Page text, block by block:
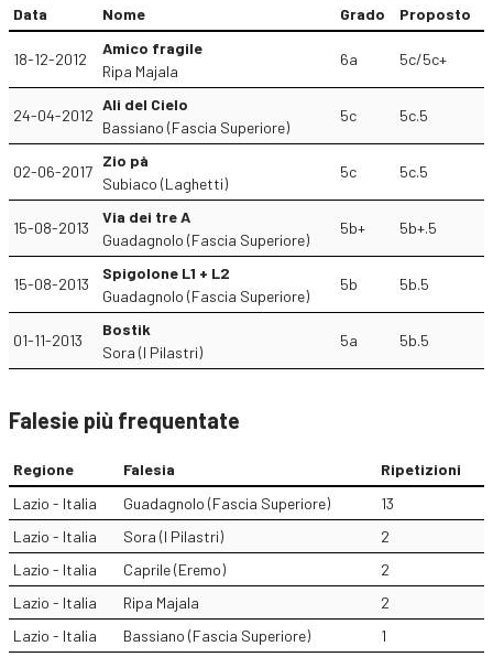
Data Nome Grado Proposto
18-12-2012
Amico fragile
Ripa Majala
6a 5c/5c+
24-04-2012
Ali del Cielo
Bassiano (Fascia Superiore)
5c 5c.5
02-06-2017
Zio pà
Subiaco (Laghetti)
5c 5c.5
15-08-2013
Via dei tre A
Guadagnolo (Fascia Superiore)
5b+ 5b+.5
15-08-2013
Spigolone L1 + L2
Guadagnolo (Fascia Superiore)
5b 5b.5
01-11-2013
Bostik
Sora (I Pilastri)
5a 5b.5
Falesie più frequentate
Regione Falesia
Ripetizioni
Lazio - Italia
Guadagnolo (Fascia Superiore)
13
Lazio - Italia
Sora (I Pilastri)
2
Lazio - Italia
Caprile (Eremo)
2
Lazio - Italia
Ripa Majala
2
Lazio - Italia
Bassiano (Fascia Superiore) 1